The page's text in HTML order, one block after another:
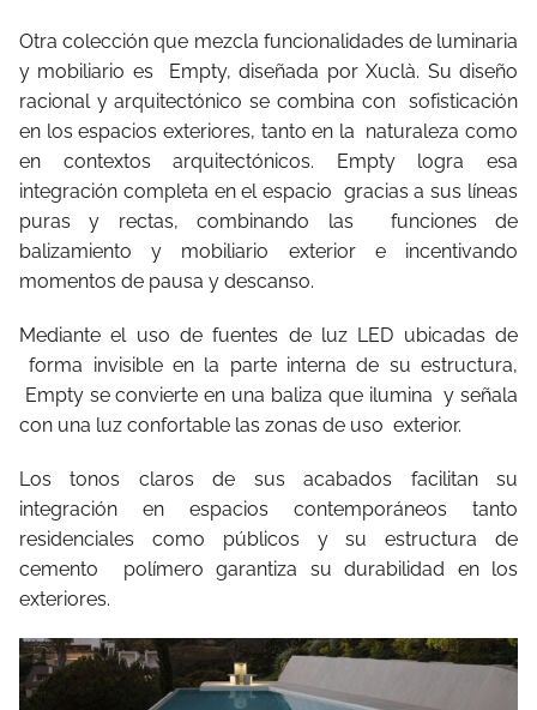
Otra colección que mezcla funcionalidades de luminaria
y mobiliario es
Empty, diseñada por Xuclà. Su diseño
racional y arquitectónico se combina con sofisticación
en los espacios exteriores, tanto en la naturaleza como
en contextos arquitectónicos. Empty logra esa
integración completa en el espacio gracias a sus líneas
puras y rectas, combinando las
funciones de
balizamiento y mobiliario exterior e incentivando
momentos de pausa y descanso.
Mediante el uso de fuentes de luz LED ubicadas de
forma invisible en la parte interna de su estructura,
Empty se convierte en una baliza que ilumina y señala
con una luz confortable las zonas de uso exterior.
Los tonos claros de sus acabados facilitan su
integración en espacios contemporáneos tanto
residenciales como públicos y su estructura de
cemento
polímero garantiza su durabilidad en los
exteriores.